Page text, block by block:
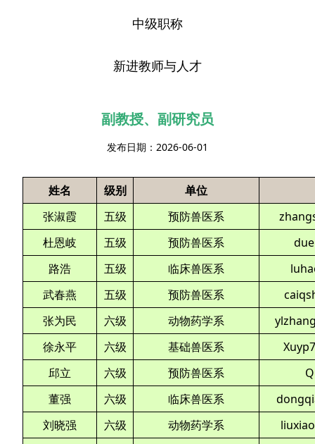
中级职称
新进教师与人才
副教授、副研究员
发布日期：2026-06-01
姓名 级别
单位
张淑霞
五级 预防兽医系
杜恩岐
五级 预防兽医系
路浩
五级 临床兽医系
武春燕
五级 预防兽医系
张为民
六级 动物药学系
徐永平
六级 基础兽医系
邱立
六级 预防兽医系
董强
六级 临床兽医系
刘晓强
六级 动物药学系